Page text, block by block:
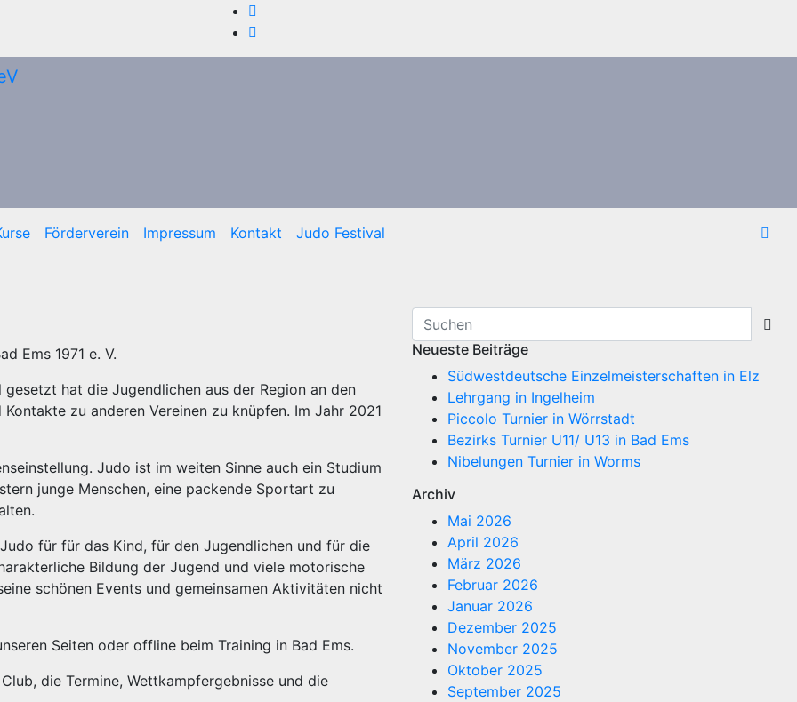
Förderverein Impressum Kontakt Judo Festival
Ems 1971 e. V.
hat die Jugendlichen aus der Region an den
zu anderen Vereinen zu knüpfen. Im Jahr 2021
Judo ist im weiten Sinne auch ein Studium
junge Menschen, eine packende Sportart zu
für für das Kind, für den Jugendlichen und für die
Bildung der Jugend und viele motorische
schönen Events und gemeinsamen Aktivitäten nicht
Seiten oder offline beim Training in Bad Ems.
die Termine, Wettkampfergebnisse und die
Neueste Beiträge
Südwestdeutsche Einzelmeisterschaften in Elz
Lehrgang in Ingelheim
Piccolo Turnier in Wörrstadt
Bezirks Turnier U11/ U13 in Bad Ems
Nibelungen Turnier in Worms
Archiv
Mai 2026
April 2026
März 2026
Februar 2026
Januar 2026
Dezember 2025
November 2025
Oktober 2025
September 2025